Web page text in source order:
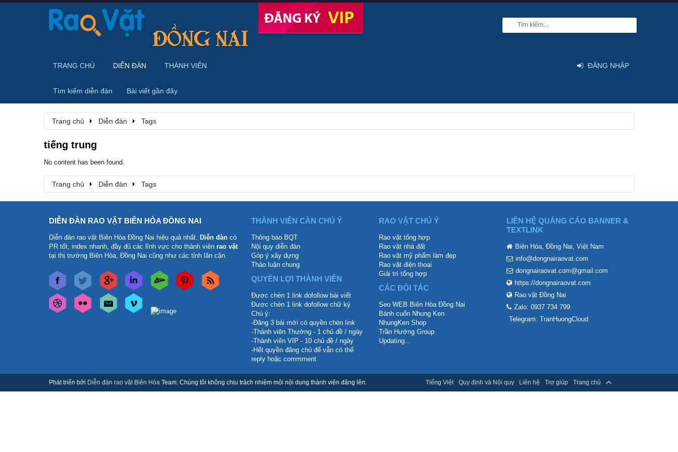
Trang chủ Diễn đàn Tags
tiếng trung
No content has been found.
Trang chủ Diễn đàn Tags
TRANG CHỦ DIỄN ĐÀN
Tìm kiếm diễn đàn Bài viết gần đây
THÀNH VIÊN ĐĂNG NHẬP
DIỄN ĐÀN RAO VẶT BIÊN HÒA ĐỒNG NAI
Diễn đàn rao vặt Biên Hòa Đồng Nai hiệu quả nhất. Diễn đàn có
PR tốt, index nhanh, đầy đủ các lĩnh vực cho thành viên rao vặt
tại thị trường Biên Hòa, Đồng Nai cũng như các tỉnh lân cận.
THÀNH VIÊN CẦN CHÚ Ý
Thông báo BQT
Nội quy diễn đàn
Góp ý xây dựng
Thảo luận chung
QUYỀN LỢI THÀNH VIÊN
Được chèn 1 link dofollow bài viết
Được chèn 1 link dofollow chữ ký
Chú ý:
-Đăng 3 bài mới có quyền chèn link
-Thành viên Thường - 1 chủ đề / ngày
-Thành viên VIP - 10 chủ đề / ngày
-Hết quyền đăng chủ để vẫn có thể
reply hoặc commment
RAO VẶT CHÚ Ý
Rao vặt tổng hợp
Rao vặt nhà đất
Rao vặt mỹ phẩm làm đẹp
Rao vặt điện thoại
Giải trí tổng hợp
CÁC ĐỐI TÁC
Seo WEB Biên Hòa Đồng Nai
Bánh cuốn Nhung Ken
NhungKen Shop
Trần Hướng Group
Updating...
LIÊN HỆ QUẢNG CÁO BANNER &
TEXTLINK
Biên Hòa, Đồng Nai, Việt Nam
info@dongnairaovat.com
dongnairaovat.com@gmail.com
https://dongnairaovat.com
Rao vặt Đồng Nai
Zalo: 0937 734 799
Telegram: TranHuongCloud
Phát triển bởi Diễn đàn rao vặt Biên Hòa Team. Chúng tôi không chịu trách nhiệm mội nội dung thành viên đăng lên. Tiếng Việt Quy định và Nội quy Liên hệ Trợ giúp Trang chủ